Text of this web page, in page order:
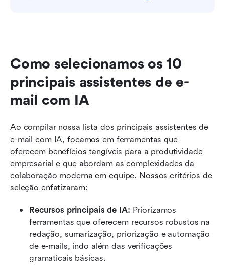
Como selecionamos os 10
principais assistentes de e-
mail com IA
Ao compilar nossa lista dos principais assistentes de
e-mail com IA, focamos em ferramentas que
oferecem benefícios tangíveis para a produtividade
empresarial e que abordam as complexidades da
colaboração moderna em equipe. Nossos critérios de
seleção enfatizaram:
Recursos principais de IA: Priorizamos
ferramentas que oferecem recursos robustos na
redação, sumarização, priorização e automação
de e-mails, indo além das verificações
gramaticais básicas.